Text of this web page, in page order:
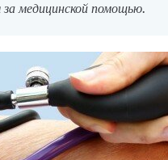
медицинской помощью.